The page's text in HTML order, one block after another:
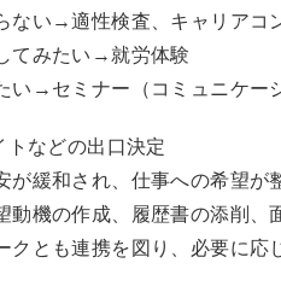
ない→適性検査、キャリアコ
てみたい→就労体験
い→セミナー（コミュニケー
トなどの出口決定
が緩和され、仕事への希望
動機の作成、履歴書の添削、
クとも連携を図り、必要に応